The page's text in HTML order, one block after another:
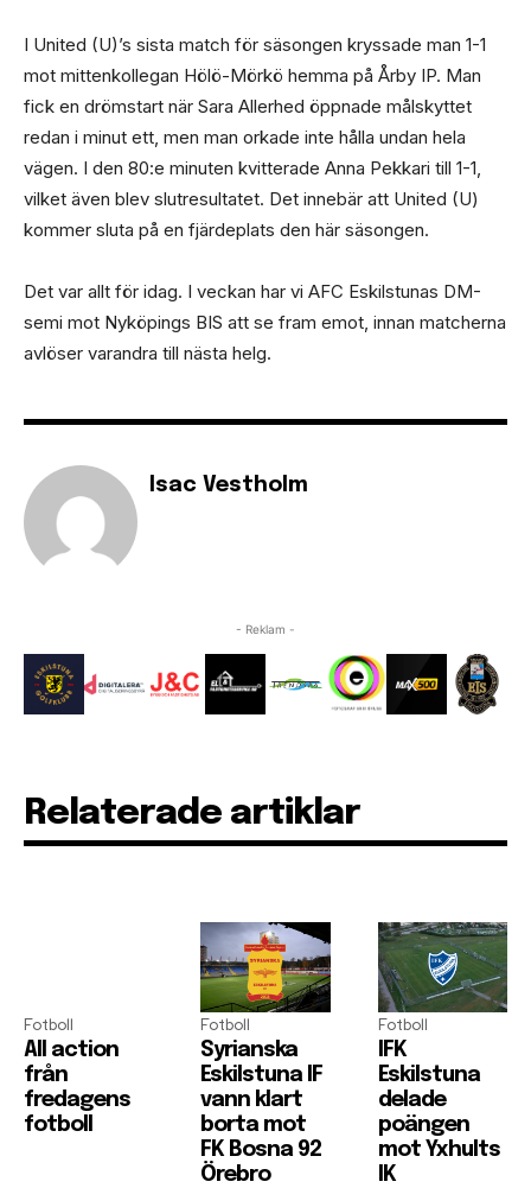
I United (U)’s sista match för säsongen kryssade man 1-1
mot mittenkollegan Hölö-Mörkö hemma på Årby IP. Man
fick en drömstart när Sara Allerhed öppnade målskyttet
redan i minut ett, men man orkade inte hålla undan hela
vägen. I den 80:e minuten kvitterade Anna Pekkari till 1-1,
vilket även blev slutresultatet. Det innebär att United (U)
kommer sluta på en fjärdeplats den här säsongen.
Det var allt för idag. I veckan har vi AFC Eskilstunas DM-
semi mot Nyköpings BIS att se fram emot, innan matcherna
avlöser varandra till nästa helg.
Isac Vestholm
- Reklam -
Relaterade artiklar
Fotboll
All action
från
fredagens
fotboll
Fotboll
Syrianska
Eskilstuna IF
vann klart
borta mot
FK Bosna 92
Örebro
Fotboll
IFK
Eskilstuna
delade
poängen
mot Yxhults
IK